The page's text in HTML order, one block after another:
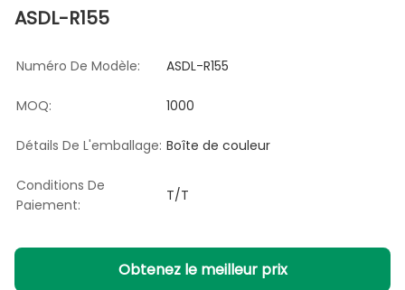
ASDL-R155
Numéro De Modèle: ASDL-R155
MOQ: 1000
Détails De L'emballage: Boîte de couleur
Conditions De
Paiement:
T/T
Obtenez le meilleur prix